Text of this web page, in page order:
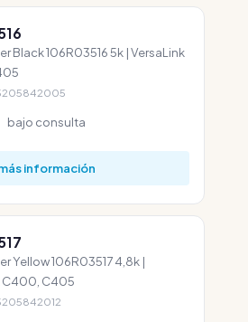
Black 106R03516 5k | VersaLink
bajo consulta
información
Yellow 106R03517 4,8k |
C400, C405